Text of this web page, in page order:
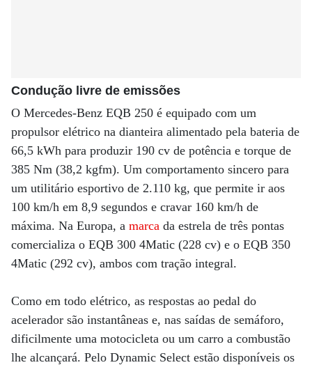
Condução livre de emissões
O Mercedes-Benz EQB 250 é equipado com um
propulsor elétrico na dianteira alimentado pela bateria de
66,5 kWh para produzir 190 cv de potência e torque de
385 Nm (38,2 kgfm). Um comportamento sincero para
um utilitário esportivo de 2.110 kg, que permite ir aos
100 km/h em 8,9 segundos e cravar 160 km/h de
máxima. Na Europa, a marca da estrela de três pontas
comercializa o EQB 300 4Matic (228 cv) e o EQB 350
4Matic (292 cv), ambos com tração integral.
Como em todo elétrico, as respostas ao pedal do
acelerador são instantâneas e, nas saídas de semáforo,
dificilmente uma motocicleta ou um carro a combustão
lhe alcançará. Pelo Dynamic Select estão disponíveis os